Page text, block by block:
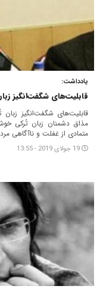
یادداشت:
قابلیت‌های شگفت‌انگیز
قابلیت‌های شگفت‌انگیز
مذاق دشمنان زبان تُرکی خوش
متمادی از غفلت و ناآگاهی
19 جولای 2019 - 13:55